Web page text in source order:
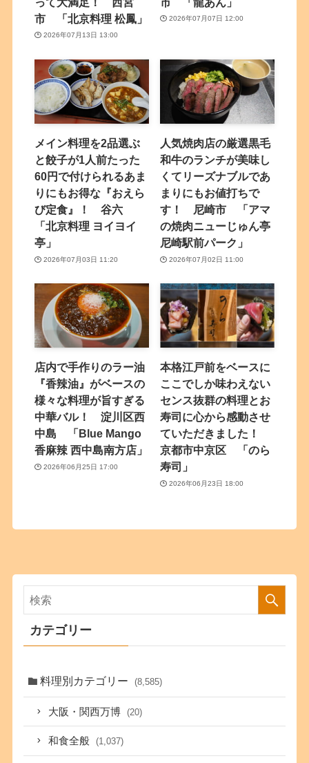
市 「北京料理 松鳳」
2026年07月13日 13:00
2026年07月07日 12:00
メイン料理を2品選ぶ
と餃子が1人前たった
60円で付けられるあま
りにもお得な『おえら
び定食』！ 谷六
「北京料理 ヨイヨイ
亭」
2026年07月03日 11:20
人気焼肉店の厳選黒毛
和牛のランチが美味し
くてリーズナブルであ
まりにもお値打ちで
す！ 尼崎市 「アマ
の焼肉ニューじゅん亭
尼崎駅前パーク」
2026年07月02日 11:00
店内で手作りのラー油
『香辣油』がベースの
様々な料理が旨すぎる
中華バル！ 淀川区西
中島 「Blue Mango
香麻辣 西中島南方店」
2026年06月25日 17:00
本格江戸前をベースに
ここでしか味わえない
センス抜群の料理とお
寿司に心から感動させ
ていただきました！
京都市中京区 「のら
寿司」
2026年06月23日 18:00
カテゴリー
料理別カテゴリー (8,585)
大阪・関西万博 (20)
和食全般 (1,037)